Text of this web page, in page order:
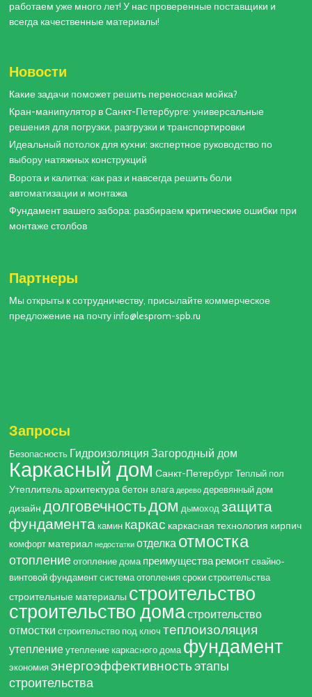
работаем уже много лет! У нас проверенные поставщики и
всегда качественные материалы!
Новости
Какие задачи поможет решить переносная мойка?
Кран-манипулятор в Санкт-Петербурге: универсальные
решения для погрузки, разгрузки и транспортировки
Идеальный потолок для кухни: экспертное руководство по
выбору натяжных конструкций
Ворота и калитка: как раз и навсегда решить боли
автоматизации и монтажа
Фундамент вашего забора: разбираем критические ошибки при
монтаже столбов
Партнеры
Мы открыты к сотрудничеству, присылайте коммерческое
предложение на почту info@lesprom-spb.ru
Запросы
Безопасность Гидроизоляция Загородный дом
Каркасный дом Санкт-Петербург Теплый пол
Утеплительархитектурабетон влага дерево деревянный дом
дизайн долговечностьдом дымоход защита
фундамента камин каркас каркасная технология кирпич
комфорт материал недостатки отделка отмостка
отопление отопление дома преимуществаремонт свайно-
винтовой фундамент система отопления сроки строительства
строительные материалы строительство
строительство домастроительство
отмостки строительство под ключ теплоизоляция
утепление утепление каркасного дома фундамент
экономия энергоэффективность этапы
строительства